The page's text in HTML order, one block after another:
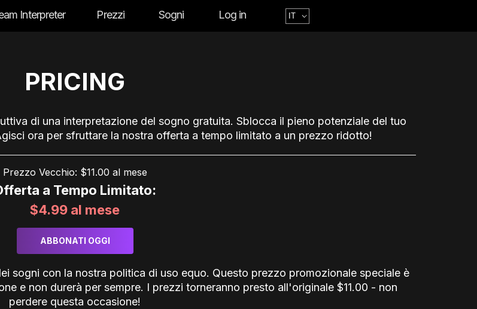
Interpreter Prezzi Sogni Log in
PRICING
di una interpretazione del sogno gratuita. Sblocca il pieno potenziale del tuo
ora per sfruttare la nostra offerta a tempo limitato a un prezzo ridotto!
Prezzo Vecchio: $11.00 al mese
a Tempo Limitato:
$4.99 al mese
ABBONATI OGGI
sogni con la nostra politica di uso equo. Questo prezzo promozionale speciale è
e non durerà per sempre. I prezzi torneranno presto all'originale $11.00 - non
perdere questa occasione!